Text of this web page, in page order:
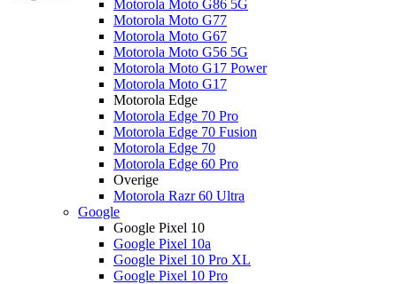
Motorola Moto G86 5G
Motorola Moto G77
Motorola Moto G67
Motorola Moto G56 5G
Motorola Moto G17 Power
Motorola Moto G17
Motorola Edge
Motorola Edge 70 Pro
Motorola Edge 70 Fusion
Motorola Edge 70
Motorola Edge 60 Pro
Overige
Motorola Razr 60 Ultra
Google
Google Pixel 10
Google Pixel 10a
Google Pixel 10 Pro XL
Google Pixel 10 Pro